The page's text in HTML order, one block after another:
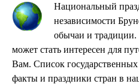
Национальный
независимости
обычаи и традиции.
может стать интересен для
Вам. Список
факты и праздники стран в